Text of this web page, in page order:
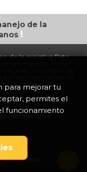
de la
!
de la iniciativa Pista
de Compensar
Servicio Público de
0038 de 2023, de
por
reservados
para mejorar tu
permites el
funcionamiento